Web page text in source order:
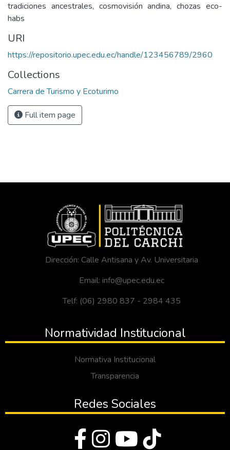
tradiciones ancestrales, cosmovisión andina, chozas eco-
habs
URI
https://repositorio.upec.edu.ec/handle/123456789/2960
Collections
Carrera de Turismo y Ecoturimo
Full item page
Dirección: Calle Antisana y Av. Universitaria
Email: info@upec.edu.ec
Telf: (06) 2980 837 - 2984 435
Normatividad Institucional
Normativa Institucional
Transparencia
Redes Sociales